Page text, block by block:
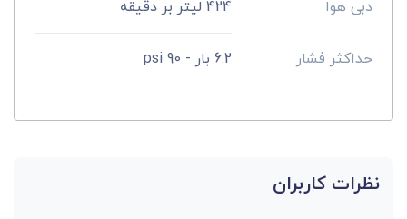
دبی هوا 424 لیتر بر دقیقه
حداکثر فشار 6.2 بار - 90 psi
نظرات کاربران